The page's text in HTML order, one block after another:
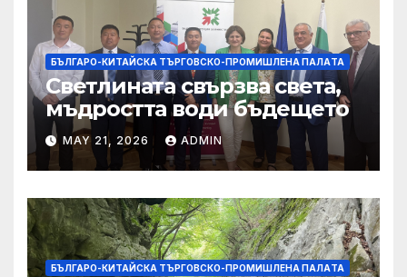
БЪЛГАРО-КИТАЙСКА ТЪРГОВСКО-ПРОМИШЛЕНА ПАЛAТА
Светлината свързва света,
мъдростта води бъдещето
MAY 21, 2026 ADMIN
БЪЛГАРО-КИТАЙСКА ТЪРГОВСКО-ПРОМИШЛЕНА ПАЛAТА